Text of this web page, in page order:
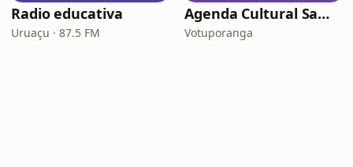
Radio educativa
Uruaçu · 87.5 FM
Agenda Cultural Samba-pagode
Votuporanga